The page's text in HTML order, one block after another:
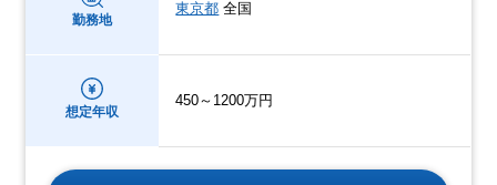
勤務地
東京都 全国
想定年収
450～1200万円